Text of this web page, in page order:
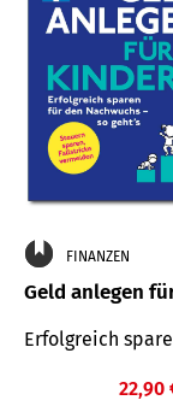
FINANZEN
Geld anlegen
Erfolgreich
22,90